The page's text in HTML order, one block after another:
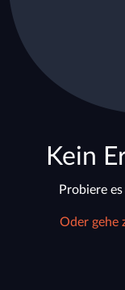
Kein
Probiere
Oder gehe